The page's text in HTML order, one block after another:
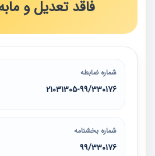
فاقد تعدیل و
شماره ضابطه
21031305-99/330176
شماره بخشنامه
99/330176